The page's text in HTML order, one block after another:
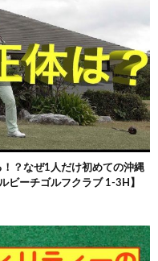
？なぜ1人だけ初めての沖縄
ーチゴルフクラブ 1-3H】